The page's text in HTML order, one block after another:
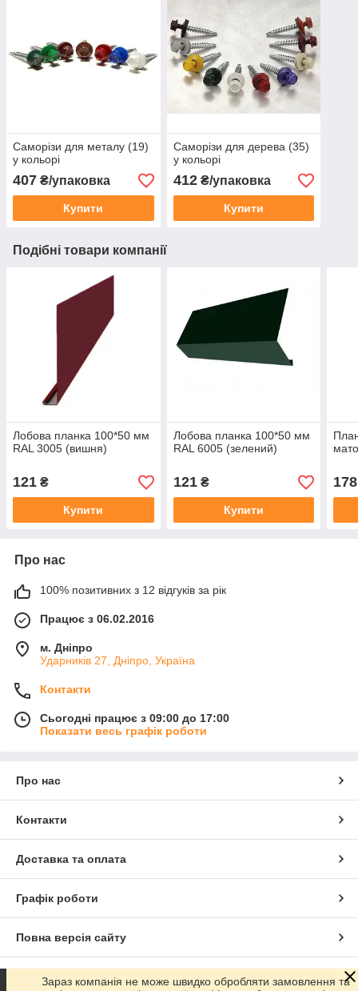
Саморізи для металу (19)
у кольорі
407 ₴/упаковка
Купити
Саморізи для дерева (35)
у кольорі
412₴/упаковка
Купити
Подібні товари компанії
Лобова планка 100*50 мм
RAL 3005 (вишня)
121 ₴
Купити
Лобова планка 100*50 мм
RAL 6005 (зелений)
121₴
Купити
178
Про нас
100% позитивних з 12 відгуків за рік
Працює з 06.02.2016
м. Дніпро
Ударників 27, Дніпро, Україна
Контакти
Сьогодні працює з 09:00 до 17:00
Показати весь графік роботи
Про нас
Контакти
Доставка та оплата
Графік роботи
Повна версія сайту
Сайт створено на маркетплейсі Prom.ua
Зараз компанія не може швидко обробляти замовлення та